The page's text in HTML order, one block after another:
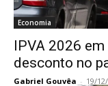
Economia
IPVA 2026
desconto no
Gabriel Gouvêa - 19/